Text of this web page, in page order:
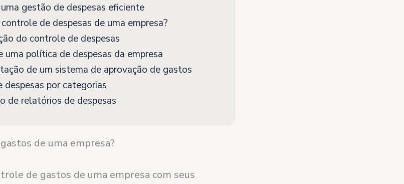
gestão de despesas eficiente
de despesas de uma empresa?
do controle de despesas
uma política de despesas da empresa
de um sistema de aprovação de gastos
despesas por categorias
de relatórios de despesas
de uma empresa?
de gastos de uma empresa com seus